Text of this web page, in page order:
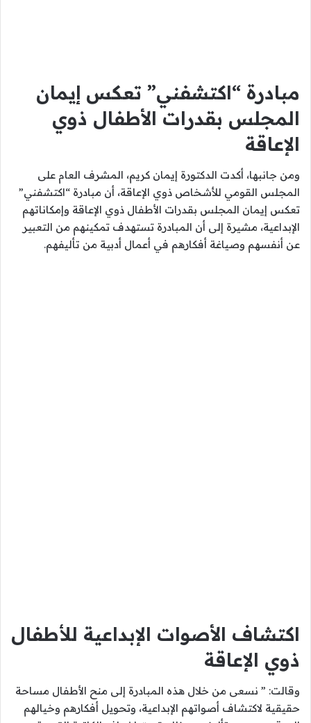
مبادرة “اكتشفني” تعكس إيمان
المجلس بقدرات الأطفال ذوي
الإعاقة
ومن جانبها، أكدت الدكتورة إيمان كريم، المشرف العام على
المجلس القومي للأشخاص ذوي الإعاقة، أن مبادرة “اكتشفني”
تعكس إيمان المجلس بقدرات الأطفال ذوي الإعاقة وإمكاناتهم
الإبداعية، مشيرة إلى أن المبادرة تستهدف تمكينهم من التعبير
عن أنفسهم وصياغة أفكارهم في أعمال أدبية من تأليفهم.
اكتشاف الأصوات الإبداعية للأطفال
ذوي الإعاقة
وقالت: ” نسعى من خلال هذه المبادرة إلى منح الأطفال مساحة
حقيقية لاكتشاف أصواتهم الإبداعية، وتحويل أفكارهم وخيالهم